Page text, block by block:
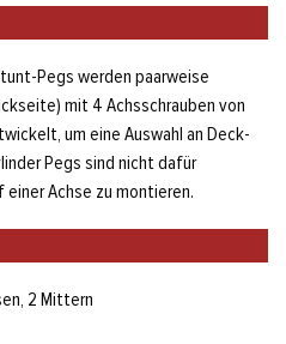
Pegs werden paarweise
mit 4 Achsschrauben von
um eine Auswahl an Deck-
Pegs sind nicht dafür
Achse zu montieren.
2 Mittern